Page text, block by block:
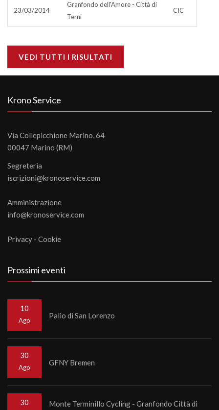
23/03/2014
Granfondo dell'Amore - Città di
Terni
CIC
VEDI TUTTI I RISULTATI
Krono Service
Via Collepicchione Marino, 64
00047 Marino (RM)
Segreteria
iscrizioni@kronoservice.com
Amministrazione
info@kronoservice.com
Privacy - Cookie
Prossimi eventi
10
Ago
Palio di San Lorenzo
30
Ago
GFNY Bremen
30
Monte Terminillo Cycling - Granfondo Città di